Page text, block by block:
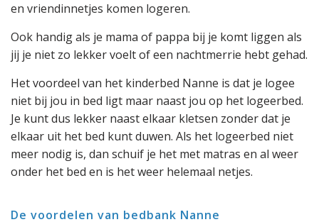
en vriendinnetjes komen logeren.
Ook handig als je mama of pappa bij je komt liggen als
jij je niet zo lekker voelt of een nachtmerrie hebt gehad.
Het voordeel van het kinderbed Nanne is dat je logee
niet bij jou in bed ligt maar naast jou op het logeerbed.
Je kunt dus lekker naast elkaar kletsen zonder dat je
elkaar uit het bed kunt duwen. Als het logeerbed niet
meer nodig is, dan schuif je het met matras en al weer
onder het bed en is het weer helemaal netjes.
De voordelen van bedbank Nanne